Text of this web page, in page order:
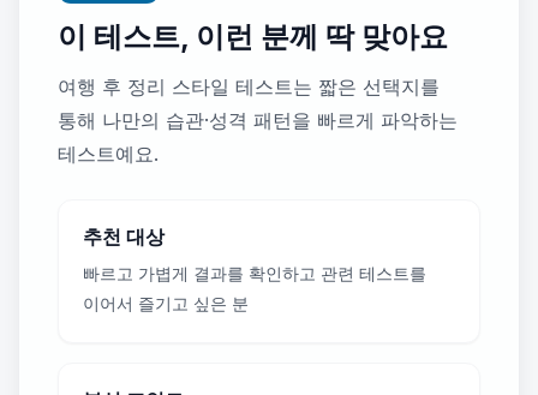
이 테스트, 이런 분께 딱 맞아요
여행 후 정리 스타일 테스트는 짧은 선택지를
통해 나만의 습관·성격 패턴을 빠르게 파악하는
테스트예요.
추천 대상
빠르고 가볍게 결과를 확인하고 관련 테스트를
이어서 즐기고 싶은 분